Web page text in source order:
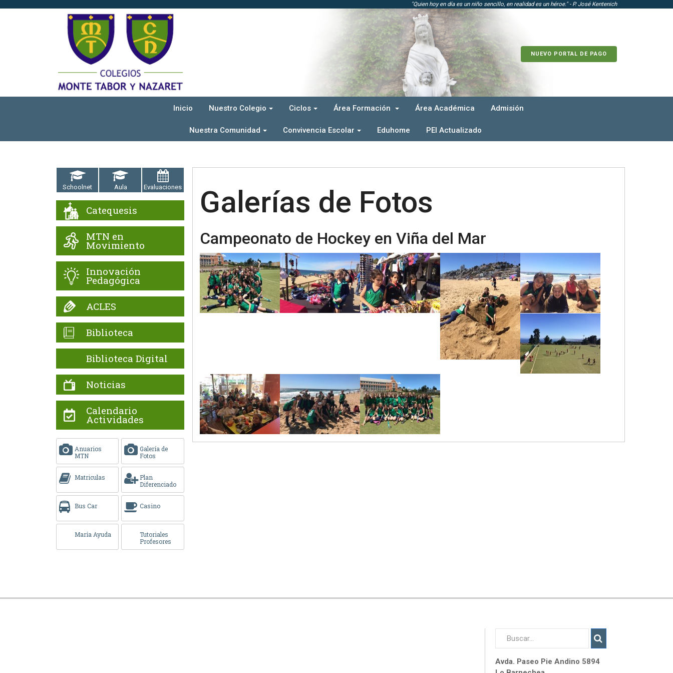
"Quien hoy en día es un niño sencillo, en realidad es un héroe." - P. José Kentenich
NUEVO PORTAL DE PAGO
Inicio Nuestro Colegio Ciclos Área Formación Área Académica Admisión
Nuestra Comunidad Convivencia Escolar Eduhome PEI Actualizado
Galerías de Fotos
Campeonato de Hockey en Viña del Mar
Schoolnet Aula Evaluaciones
Catequesis
MTN en
Movimiento
Innovación
Pedagógica
ACLES
Biblioteca
Biblioteca Digital
Noticias
Calendario
Actividades
Anuarios
MTN
Galería de
Fotos
Matriculas
Plan
Diferenciado
Bus Car Casino
María Ayuda
Tutoriales
Profesores
Avda. Paseo Pie Andino 5894